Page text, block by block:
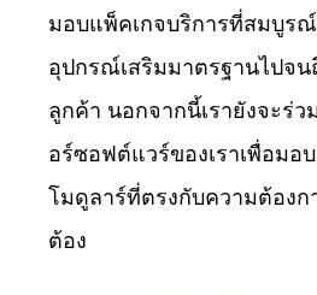
มอบแพ็คเกจบริการที่สมบูร
อุปกรณ์เสริมมาตรฐานไปจน
ลูกค้า นอกจากนี้เรายังจะร่
อร์ซอฟต์แวร์ของเราเพื่อมอ
โมดูลาร์ที่ตรงกับความต้อง
ต้อง